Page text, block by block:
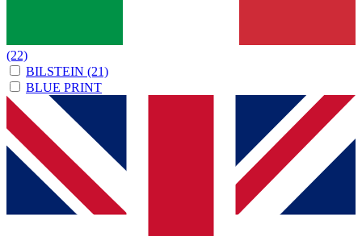
(22)
BILSTEIN (21)
BLUE PRINT